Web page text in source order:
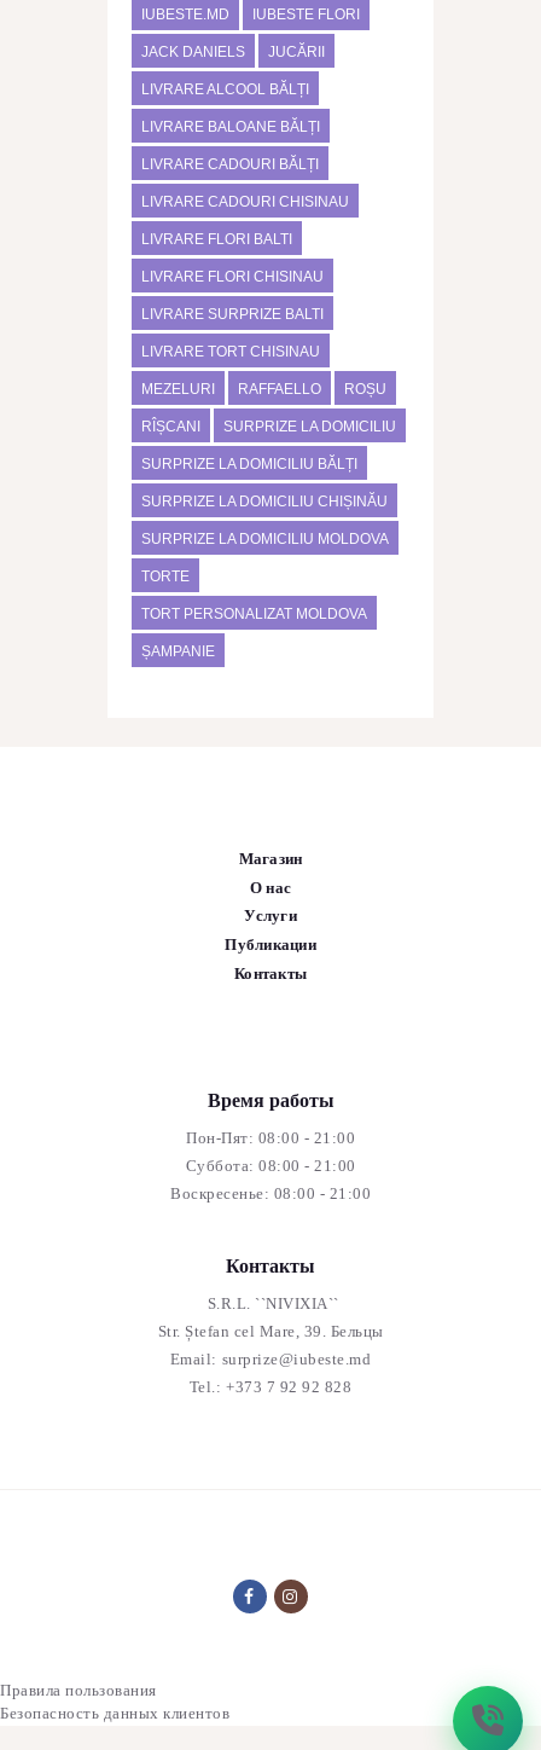
IUBESTE.MD IUBESTE FLORI
JACK DANIELS JUCĂRII
LIVRARE ALCOOL BĂLȚI
LIVRARE BALOANE BĂLȚI
LIVRARE CADOURI BĂLȚI
LIVRARE CADOURI CHISINAU
LIVRARE FLORI BALTI
LIVRARE FLORI CHISINAU
LIVRARE SURPRIZE BALTI
LIVRARE TORT CHISINAU
MEZELURI RAFFAELLO ROȘU
RÎȘCANI SURPRIZE LA DOMICILIU
SURPRIZE LA DOMICILIU BĂLȚI
SURPRIZE LA DOMICILIU CHIȘINĂU
SURPRIZE LA DOMICILIU MOLDOVA
TORTE
TORT PERSONALIZAT MOLDOVA
ȘAMPANIE
Магазин
О нас
Услуги
Публикации
Контакты
Время работы
Пон-Пят: 08:00 - 21:00
Суббота: 08:00 - 21:00
Воскресенье: 08:00 - 21:00
Контакты
S.R.L. ``NIVIXIA``
Str. Ștefan cel Mare, 39. Бельцы
Email: surprize@iubeste.md
Tel.: +373 7 92 92 828
Правила пользования
Безопасность данных клиентов